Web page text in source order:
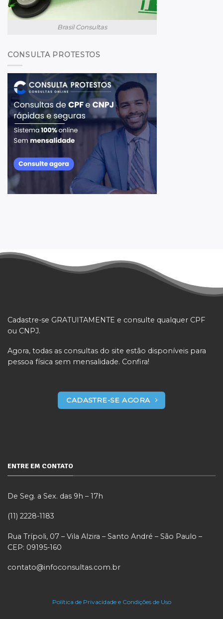
Brasil Consultas
CONSULTA PROTESTOS
Cadastre-se GRATUITAMENTE e consulte qualquer CPF
ou CNPJ.
Agora, todas as consultas do site estão disponíveis para
pessoa física sem mensalidade. Confira!
CADASTRE-SE AGORA
ENTRE EM CONTATO
De Seg. a Sex. das 9h – 17h
(11) 2228-1183
Rua Trípoli, 07 – Vila Alzira – Santo André – São Paulo –
CEP: 09195-160
contato@infoconsultas.com.br
Política de Privacidade e Condições de Uso